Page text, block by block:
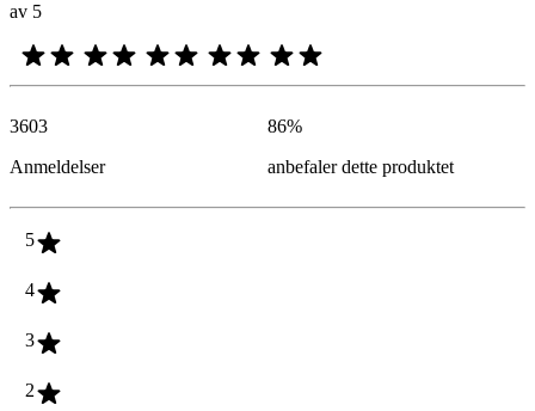
av 5
3603
Anmeldelser
86%
anbefaler dette produktet
5
4
3
2